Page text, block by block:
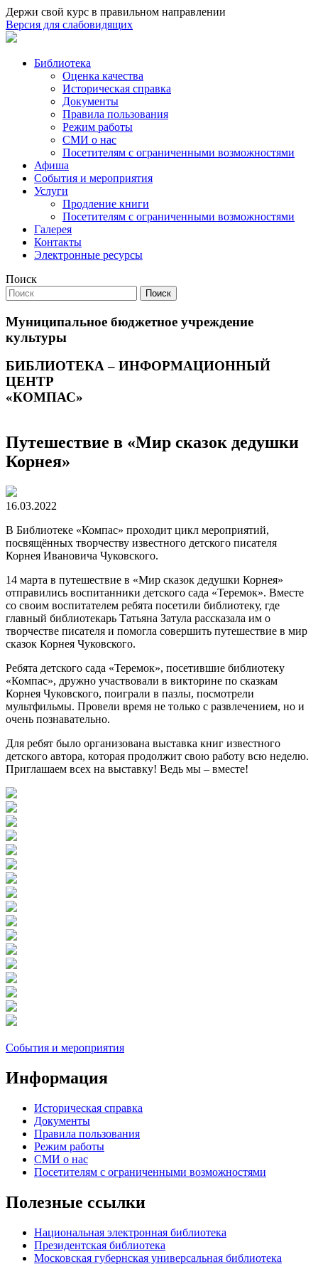
Держи свой курс в правильном направлении
Версия для слабовидящих
Библиотека
Оценка качества
Историческая справка
Документы
Правила пользования
Режим работы
СМИ о нас
Посетителям с ограниченными возможностями
Афиша
События и мероприятия
Услуги
Продление книги
Посетителям с ограниченными возможностями
Галерея
Контакты
Электронные ресурсы
Поиск
Поиск
Муниципальное бюджетное учреждение
культуры
БИБЛИОТЕКА – ИНФОРМАЦИОННЫЙ
ЦЕНТР
«КОМПАС»
Путешествие в «Мир сказок дедушки
Корнея»
16.03.2022
В Библиотеке «Компас» проходит цикл мероприятий,
посвящённых творчеству известного детского писателя
Корнея Ивановича Чуковского.
14 марта в путешествие в «Мир сказок дедушки Корнея»
отправились воспитанники детского сада «Теремок». Вместе
со своим воспитателем ребята посетили библиотеку, где
главный библиотекарь Татьяна Затула рассказала им о
творчестве писателя и помогла совершить путешествие в мир
сказок Корнея Чуковского.
Ребята детского сада «Теремок», посетившие библиотеку
«Компас», дружно участвовали в викторине по сказкам
Корнея Чуковского, поиграли в пазлы, посмотрели
мультфильмы. Провели время не только с развлечением, но и
очень познавательно.
Для ребят было организована выставка книг известного
детского автора, которая продолжит свою работу всю неделю.
Приглашаем всех на выставку! Ведь мы – вместе!
События и мероприятия
Информация
Историческая справка
Документы
Правила пользования
Режим работы
СМИ о нас
Посетителям с ограниченными возможностями
Полезные ссылки
Национальная электронная библиотека
Президентская библиотека
Московская губернская универсальная библиотека